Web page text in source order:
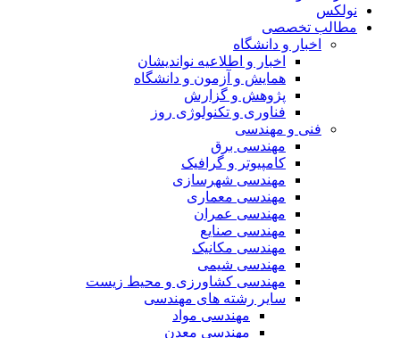
نولکس
مطالب تخصصی
اخبار و دانشگاه
اخبار و اطلاعیه نواندیشان
همایش و آزمون و دانشگاه
پژوهش و گزارش
فناوری و تکنولوژی روز
فنی و مهندسی
مهندسی برق
کامپیوتر و گرافیک
مهندسی شهرسازی
مهندسی معماری
مهندسی عمران
مهندسی صنایع
مهندسی مکانیک
مهندسی شیمی
مهندسی کشاورزی و محیط زیست
سایر رشته های مهندسی
مهندسی مواد
مهندسی معدن